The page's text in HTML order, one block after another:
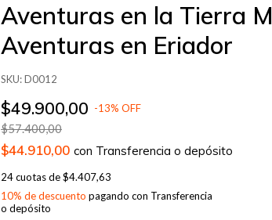
Aventuras en la Tierra
Aventuras en Eriador
SKU:D0012
$49.900,00 -13% OFF
$57.400,00
$44.910,00 con Transferencia o depósito
24cuotas de$4.407,63
10% de descuento pagando con Transferencia
o depósito